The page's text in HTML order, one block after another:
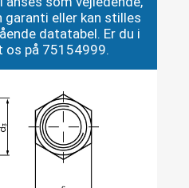
garanti eller kan stilles
datatabel. Er du i
os på 75154999.